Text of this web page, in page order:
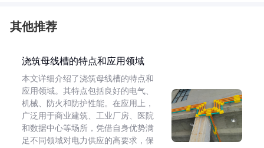
其他推荐
浇筑母线槽的特点和应用领域
本文详细介绍了浇筑母线槽的特点和
应用领域。其特点包括良好的电气、
机械、防火和防护性能。在应用上，
广泛用于商业建筑、工业厂房、医院
和数据中心等场所，凭借自身优势满
足不同领域对电力供应的高要求，保